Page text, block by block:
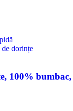
dorințe
100% bumbac,